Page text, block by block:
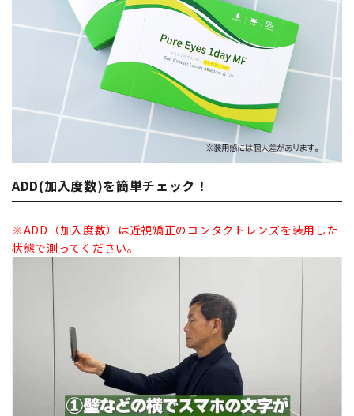
ADD(加入度数)を簡単チェック！
※ADD（加入度数）は近視矯正のコンタクトレンズを装用した
状態で測ってください。